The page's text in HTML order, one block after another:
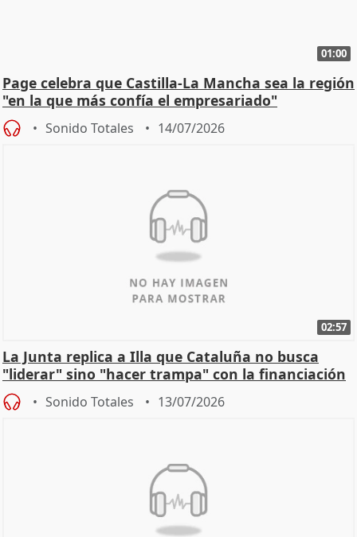
01:00
Page celebra que Castilla-La Mancha sea la región
"en la que más confía el empresariado"
Sonido Totales 14/07/2026
02:57
La Junta replica a Illa que Cataluña no busca
"liderar" sino "hacer trampa" con la financiación
Sonido Totales 13/07/2026